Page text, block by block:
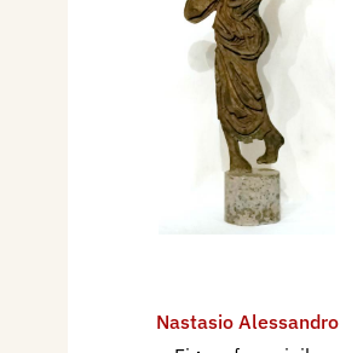
Nastasio Alessandro